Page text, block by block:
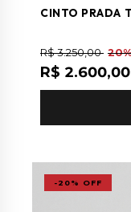
CINTO PRADA
R$ 3.250,00
R$ 2.600,00
-20% OFF